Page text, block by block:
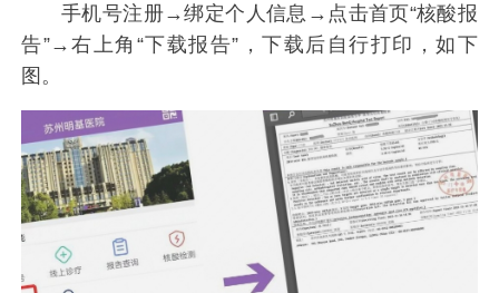
手机号注册→绑定个人信息→点击首页“核酸报
告”→右上角“下载报告”，下载后自行打印，如下
图。